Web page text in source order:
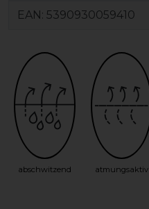
EAN: 5390930059410
abschwitzend atmungsaktiv